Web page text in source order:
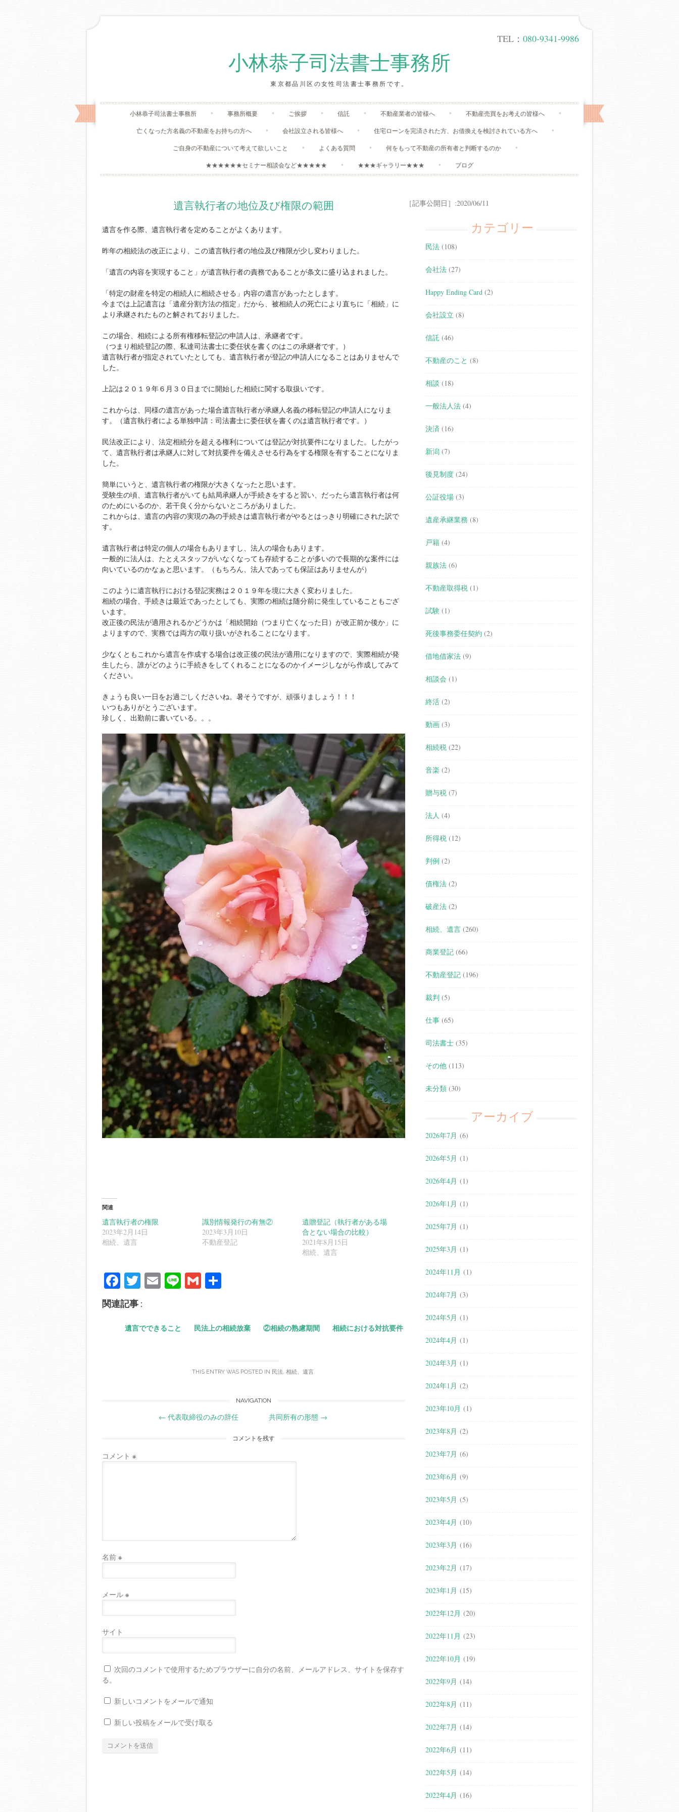
TEL： 080-9341-9986
小林恭子司法書士事務所
東京都品川区の女性司法書士事務所です。
Skip
to
content
小林恭子司法書士事務所 事務所概要 ご挨拶 信託 不動産業者の皆様へ 不動産売買をお考えの皆様へ
亡くなった方名義の不動産をお持ちの方へ 会社設立される皆様へ 住宅ローンを完済された方、お借換えを検討されている方へ
ご自身の不動産について考えて欲しいこと よくある質問 何をもって不動産の所有者と判断するのか
★★★★★★セミナー相談会など★★★★★ ★★★ギャラリー★★★ ブログ
［記事公開日］:2020/06/11
遺言執行者の地位及び権限の範囲
遺言を作る際、遺言執行者を定めることがよくあります。
昨年の相続法の改正により、この遺言執行者の地位及び権限が少し変わりました。
「遺言の内容を実現すること」が遺言執行者の責務であることが条文に盛り込まれました。
「特定の財産を特定の相続人に相続させる」内容の遺言があったとします。
今までは上記遺言は「遺産分割方法の指定」だから、被相続人の死亡により直ちに「相続」に
より承継されたものと解されておりました。
この場合、相続による所有権移転登記の申請人は、承継者です。
（つまり相続登記の際、私達司法書士に委任状を書くのはこの承継者です。）
遺言執行者が指定されていたとしても、遺言執行者が登記の申請人になることはありませんで
した。
上記は２０１９年６月３０日までに開始した相続に関する取扱いです。
これからは、同様の遺言があった場合遺言執行者が承継人名義の移転登記の申請人になりま
す。（遺言執行者による単独申請：司法書士に委任状を書くのは遺言執行者です。）
民法改正により、法定相続分を超える権利については登記が対抗要件になりました。したがっ
て、遺言執行者は承継人に対して対抗要件を備えさせる行為をする権限を有することになりま
した。
簡単にいうと、遺言執行者の権限が大きくなったと思います。
受験生の頃、遺言執行者がいても結局承継人が手続きをすると習い、だったら遺言執行者は何
のためにいるのか、若干良く分からないところがありました。
これからは、遺言の内容の実現の為の手続きは遺言執行者がやるとはっきり明確にされた訳で
す。
遺言執行者は特定の個人の場合もありますし、法人の場合もあります。
一般的に法人は、たとえスタッフがいなくなっても存続することが多いので長期的な案件には
向いているのかなぁと思います。（もちろん、法人であっても保証はありませんが）
このように遺言執行における登記実務は２０１９年を境に大きく変わりました。
相続の場合、手続きは最近であったとしても、実際の相続は随分前に発生していることもござ
います。
改正後の民法が適用されるかどうかは「相続開始（つまり亡くなった日）が改正前か後か」に
よりますので、実務では両方の取り扱いがされることになります。
少なくともこれから遺言を作成する場合は改正後の民法が適用になりますので、実際相続が発
生したら、誰がどのように手続きをしてくれることになるのかイメージしながら作成してみて
ください。
きょうも良い一日をお過ごしくださいね。暑そうですが、頑張りましょう！！！
いつもありがとうございます。
珍しく、出勤前に書いている。。。
関連
遺言執行者の権限
2023年2月14日
相続、遺言
識別情報発行の有無②
2023年3月10日
不動産登記
遺贈登記（執行者がある場
合とない場合の比較）
2021年8月15日
相続、遺言
Fa
ce
bo
ok
T
wi
tte
r
E Li G
関連記事 :
遺言でできること 民法上の相続放棄 ②相続の熟慮期間 相続における対抗要件
THIS ENTRY WAS POSTED IN 民法, 相続、遺言.
navigation
NAVIGATION
← 代表取締役のみの辞任 共同所有の形態 →
コメントを残す
コメント ※
名前 ※
メール ※
サイト
次回のコメントで使用するためブラウザーに自分の名前、メールアドレス、サイトを保存す
る。
新しいコメントをメールで通知
新しい投稿をメールで受け取る
カテゴリー
民法 (108)
会社法 (27)
Happy Ending Card (2)
会社設立 (8)
信託 (46)
不動産のこと (8)
相談 (18)
一般法人法 (4)
決済 (16)
新潟 (7)
後見制度 (24)
公証役場 (3)
遺産承継業務 (8)
戸籍 (4)
親族法 (6)
不動産取得税 (1)
試験 (1)
死後事務委任契約 (2)
借地借家法 (9)
相談会 (1)
終活 (2)
動画 (3)
相続税 (22)
音楽 (2)
贈与税 (7)
法人 (4)
所得税 (12)
判例 (2)
債権法 (2)
破産法 (2)
相続、遺言 (260)
商業登記 (66)
不動産登記 (196)
裁判 (5)
仕事 (65)
司法書士 (35)
その他 (113)
未分類 (30)
アーカイブ
2026年7月 (6)
2026年5月 (1)
2026年4月 (1)
2026年1月 (1)
2025年7月 (1)
2025年3月 (1)
2024年11月 (1)
2024年7月 (3)
2024年5月 (1)
2024年4月 (1)
2024年3月 (1)
2024年1月 (2)
2023年10月 (1)
2023年8月 (2)
2023年7月 (6)
2023年6月 (9)
2023年5月 (5)
2023年4月 (10)
2023年3月 (16)
2023年2月 (17)
2023年1月 (15)
2022年12月 (20)
2022年11月 (23)
2022年10月 (19)
2022年9月 (14)
2022年8月 (11)
2022年7月 (14)
2022年6月 (11)
2022年5月 (14)
2022年4月 (16)